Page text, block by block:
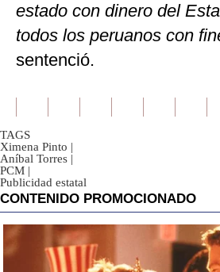
estado con dinero del
todos los peruanos con
sentenció.
TAGS
Ximena Pinto |
Aníbal Torres |
PCM |
Publicidad estatal